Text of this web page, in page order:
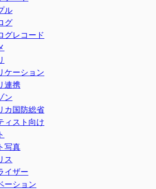
ル
グ
グレコード
ケーション
連携
ン
カ国防総省
ィスト向け
写真
ス
イザー
ーション